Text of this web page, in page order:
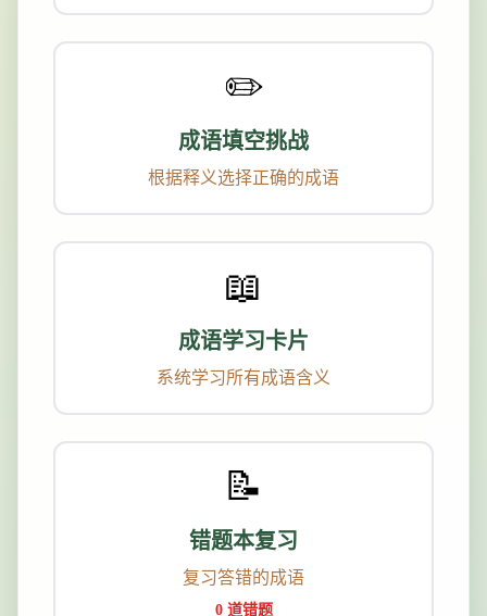
✏️
成语填空挑战
根据释义选择正确的成语
📖
成语学习卡片
系统学习所有成语含义
📝
错题本复习
复习答错的成语
0 道错题
你好！我是：鸡娃网
专业的游戏教学服务
26779926